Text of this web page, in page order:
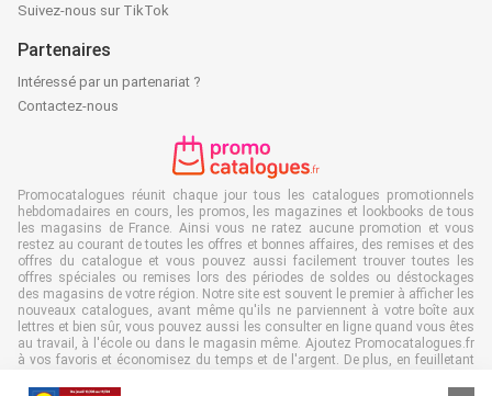
Suivez-nous sur TikTok
Partenaires
Intéressé par un partenariat ?
Contactez-nous
Promocatalogues réunit chaque jour tous les catalogues promotionnels
hebdomadaires en cours, les promos, les magazines et lookbooks de tous
les magasins de France. Ainsi vous ne ratez aucune promotion et vous
restez au courant de toutes les offres et bonnes affaires, des remises et des
offres du catalogue et vous pouvez aussi facilement trouver toutes les
offres spéciales ou remises lors des périodes de soldes ou déstockages
des magasins de votre région. Notre site est souvent le premier à afficher les
nouveaux catalogues, avant même qu'ils ne parviennent à votre boîte aux
lettres et bien sûr, vous pouvez aussi les consulter en ligne quand vous êtes
au travail, à l'école ou dans le magasin même. Ajoutez Promocatalogues.fr
à vos favoris et économisez du temps et de l'argent. De plus, en feuilletant
gaspillage de papier, ce qui est très avantageux pour l’environnement.